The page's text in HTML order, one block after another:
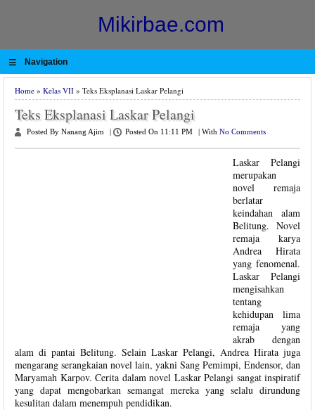
Mikirbae.com
≡ Navigation
Home » Kelas VII » Teks Eksplanasi Laskar Pelangi
Teks Eksplanasi Laskar Pelangi
Posted By Nanang Ajim Posted On 11:11 PM With No Comments
Laskar Pelangi
merupakan
novel remaja
berlatar
keindahan alam
Belitung. Novel
remaja karya
Andrea Hirata
yang fenomenal.
Laskar Pelangi
mengisahkan
tentang
kehidupan lima
remaja yang
akrab dengan
alam di pantai Belitung. Selain Laskar Pelangi, Andrea Hirata juga
mengarang serangkaian novel lain, yakni Sang Pemimpi, Endensor, dan
Maryamah Karpov. Cerita dalam novel Laskar Pelangi sangat inspiratif
yang dapat mengobarkan semangat mereka yang selalu dirundung
kesulitan dalam menempuh pendidikan.